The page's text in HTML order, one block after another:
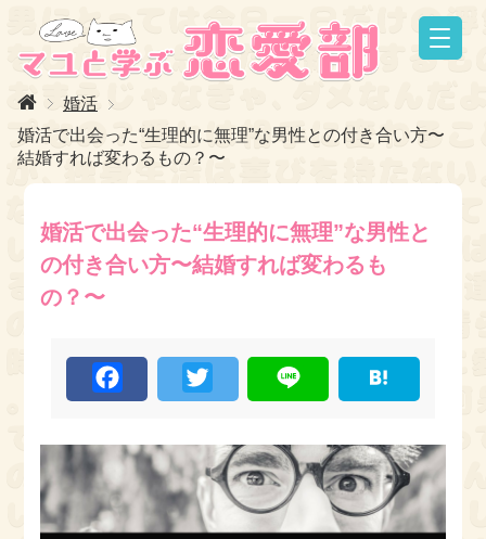
婚活
婚活で出会った“生理的に無理”な男性との付き合い方〜
結婚すれば変わるもの？〜
婚活で出会った“生理的に無理”な男性と
の付き合い方〜結婚すれば変わるも
の？〜
F
a
c
o
i
e
r
n
t
a